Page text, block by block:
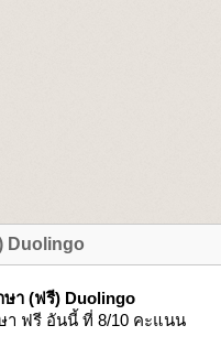
Duolingo
า (ฟรี) Duolingo
า ฟรีอันนี้ ที่ 8/10 คะแนน